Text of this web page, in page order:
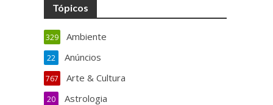
Tópicos
Ambiente
329
Anúncios
22
Arte & Cultura
767
Astrologia
20